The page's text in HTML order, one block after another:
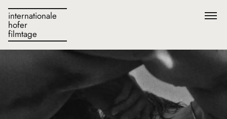
internationale
hofer
filmtage